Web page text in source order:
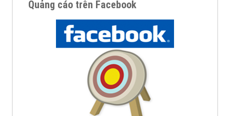
Quảng cáo trên Facebook